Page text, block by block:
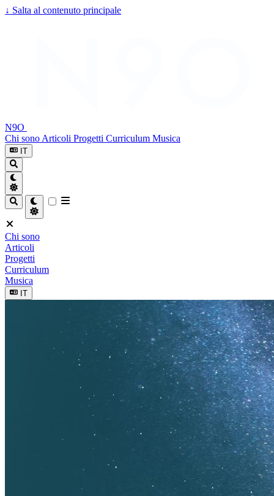
↓ Salta al contenuto principale
N9O
Chi sono Articoli Progetti Curriculum Musica
IT
Chi sono
Articoli
Progetti
Curriculum
Musica
IT